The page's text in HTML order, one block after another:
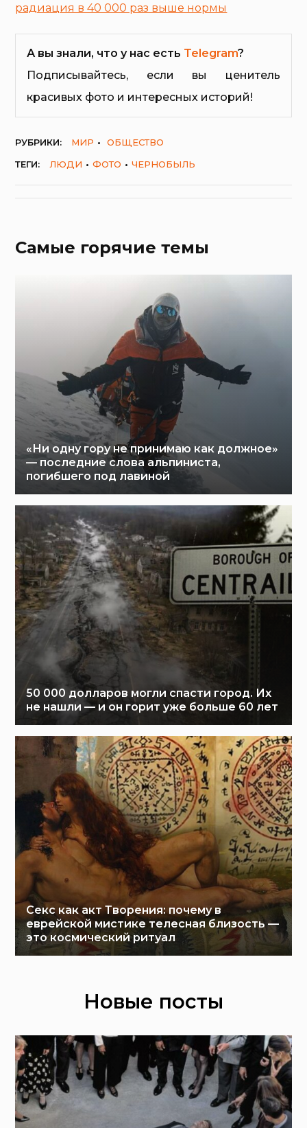
радиация в 40 000 раз выше нормы
А вы знали, что у нас есть Telegram?
Подписывайтесь, если вы ценитель
красивых фото и интересных историй!
РУБРИКИ: МИР
ОБЩЕСТВО
ТЕГИ:
ЛЮДИ ФОТО ЧЕРНОБЫЛЬ
Самые горячие темы
«Ни одну гору не принимаю как должное»
— последние слова альпиниста,
погибшего под лавиной
50 000 долларов могли спасти город. Их
не нашли — и он горит уже больше 60 лет
Секс как акт Творения: почему в
еврейской мистике телесная близость —
это космический ритуал
Новые посты